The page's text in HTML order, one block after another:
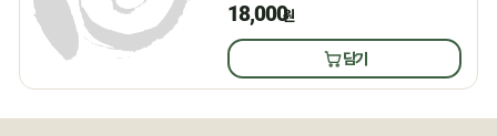
18,000원
담기